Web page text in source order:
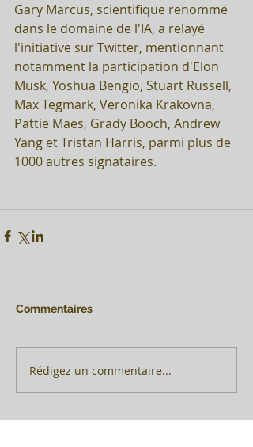
Gary Marcus, scientifique renommé
dans le domaine de l'IA, a relayé
l'initiative sur Twitter, mentionnant
notamment la participation d'Elon
Musk, Yoshua Bengio, Stuart Russell,
Max Tegmark, Veronika Krakovna,
Pattie Maes, Grady Booch, Andrew
Yang et Tristan Harris, parmi plus de
1000 autres signataires.
Commentaires
Rédigez un commentaire...